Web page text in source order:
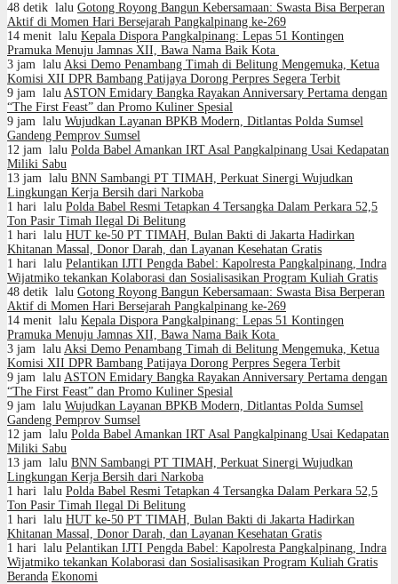
48 detik lalu Gotong Royong Bangun Kebersamaan: Swasta Bisa Berperan
Aktif di Momen Hari Bersejarah Pangkalpinang ke-269
14 menit lalu Kepala Dispora Pangkalpinang: Lepas 51 Kontingen
Pramuka Menuju Jamnas XII, Bawa Nama Baik Kota
3 jam lalu Aksi Demo Penambang Timah di Belitung Mengemuka, Ketua
Komisi XII DPR Bambang Patijaya Dorong Perpres Segera Terbit
9 jam lalu ASTON Emidary Bangka Rayakan Anniversary Pertama dengan
“The First Feast” dan Promo Kuliner Spesial
9 jam lalu Wujudkan Layanan BPKB Modern, Ditlantas Polda Sumsel
Gandeng Pemprov Sumsel
12 jam lalu Polda Babel Amankan IRT Asal Pangkalpinang Usai Kedapatan
Miliki Sabu
13 jam lalu BNN Sambangi PT TIMAH, Perkuat Sinergi Wujudkan
Lingkungan Kerja Bersih dari Narkoba
1 hari lalu Polda Babel Resmi Tetapkan 4 Tersangka Dalam Perkara 52,5
Ton Pasir Timah Ilegal Di Belitung
1 hari lalu HUT ke-50 PT TIMAH, Bulan Bakti di Jakarta Hadirkan
Khitanan Massal, Donor Darah, dan Layanan Kesehatan Gratis
1 hari lalu Pelantikan IJTI Pengda Babel: Kapolresta Pangkalpinang, Indra
Wijatmiko tekankan Kolaborasi dan Sosialisasikan Program Kuliah Gratis
48 detik lalu Gotong Royong Bangun Kebersamaan: Swasta Bisa Berperan
Aktif di Momen Hari Bersejarah Pangkalpinang ke-269
14 menit lalu Kepala Dispora Pangkalpinang: Lepas 51 Kontingen
Pramuka Menuju Jamnas XII, Bawa Nama Baik Kota
3 jam lalu Aksi Demo Penambang Timah di Belitung Mengemuka, Ketua
Komisi XII DPR Bambang Patijaya Dorong Perpres Segera Terbit
9 jam lalu ASTON Emidary Bangka Rayakan Anniversary Pertama dengan
“The First Feast” dan Promo Kuliner Spesial
9 jam lalu Wujudkan Layanan BPKB Modern, Ditlantas Polda Sumsel
Gandeng Pemprov Sumsel
12 jam lalu Polda Babel Amankan IRT Asal Pangkalpinang Usai Kedapatan
Miliki Sabu
13 jam lalu BNN Sambangi PT TIMAH, Perkuat Sinergi Wujudkan
Lingkungan Kerja Bersih dari Narkoba
1 hari lalu Polda Babel Resmi Tetapkan 4 Tersangka Dalam Perkara 52,5
Ton Pasir Timah Ilegal Di Belitung
1 hari lalu HUT ke-50 PT TIMAH, Bulan Bakti di Jakarta Hadirkan
Khitanan Massal, Donor Darah, dan Layanan Kesehatan Gratis
1 hari lalu Pelantikan IJTI Pengda Babel: Kapolresta Pangkalpinang, Indra
Wijatmiko tekankan Kolaborasi dan Sosialisasikan Program Kuliah Gratis
Beranda Ekonomi